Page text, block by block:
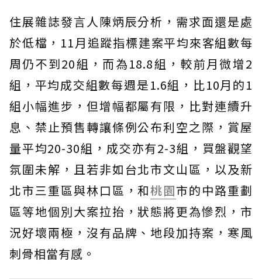
住展雜誌發言人陳炳辰分析，需求面還是處
於低檔，11月追蹤指標建案平均來客組數每
周仍不到20組，而為18.8組，較前月微增2
組，平均成交組數每週是1.6組，比10月的1
組小幅進步，但增幅都屬有限，比對連續升
息、禁止預售轉讓條例公布利空之際，賞屋
量平均20-30組，成交亦有2-3組，買盤觀望
氛圍未解，且若非如台北市文山區，以及新
北市三重區與林口區，和桃園市的中路重劃
區等地個別大案拉抬，狀態將更為慘烈，市
況好壞兩極，沒有品牌、地段加持案，寒風
刺骨相當有感。